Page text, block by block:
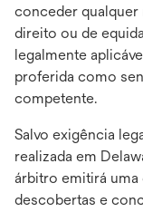
conceder qualquer
direito ou de
legalmente
proferida como
competente.
Salvo exigência
realizada em
árbitro emitirá
descobertas e